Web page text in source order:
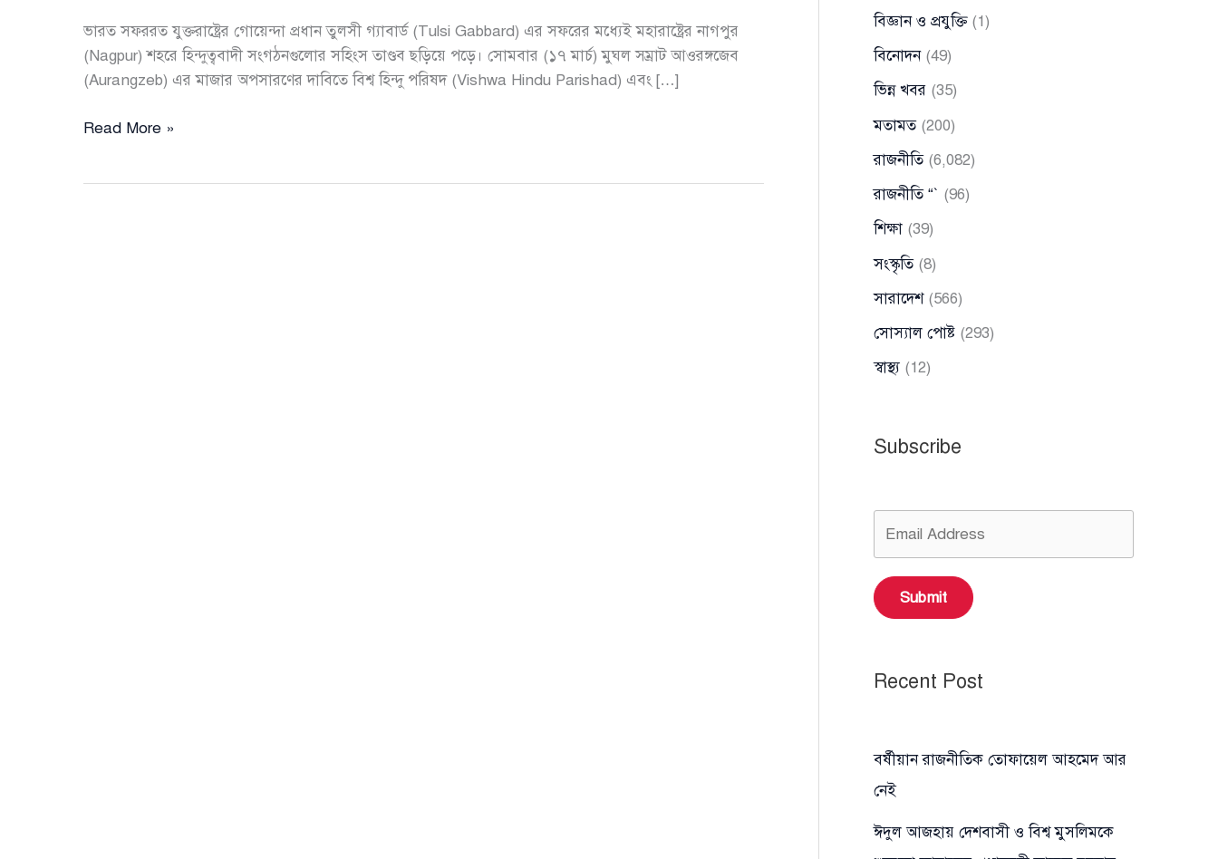
ভারত সফররত যুক্তরাষ্ট্রের গোয়েন্দা প্রধান তুলসী গ্যাবার্ড (Tulsi Gabbard) এর সফরের মধ্যেই মহারাষ্ট্রের নাগপুর
(Nagpur) শহরে হিন্দুত্ববাদী সংগঠনগুলোর সহিংস তাণ্ডব ছড়িয়ে পড়ে। সোমবার (১৭ মার্চ) মুঘল সম্রাট আওরঙ্গজেব
(Aurangzeb) এর মাজার অপসারণের দাবিতে বিশ্ব হিন্দু পরিষদ (Vishwa Hindu Parishad) এবং […]
ভারতে
Read More »
বিজ্ঞান ও প্রযুক্তি(1)
বিনোদন(49)
ভিন্ন খবর (35)
মতামত(200)
রাজনীতি(6,082)
রাজনীতি “` (96)
শিক্ষা (39)
সংস্কৃতি(8)
সারাদেশ(566)
সোস্যাল পোষ্ট (293)
স্বাস্থ্য (12)
Subscribe
Submit
Recent Post
বর্ষীয়ান রাজনীতিক তোফায়েল আহমেদ আর
নেই
ঈদুল আজহায় দেশবাসী ও বিশ্ব মুসলিমকে